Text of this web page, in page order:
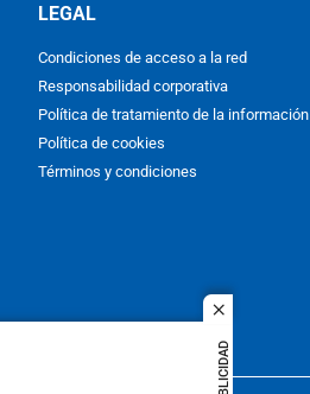
close
PUBLICIDAD
LEGAL
Condiciones de acceso a la red
Responsabilidad corporativa
Política de tratamiento de la información
Política de cookies
Términos y condiciones